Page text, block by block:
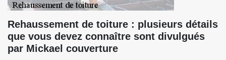
Rehaussement de toiture : plusieurs détails
que vous devez connaître sont divulgués
par Mickael couverture